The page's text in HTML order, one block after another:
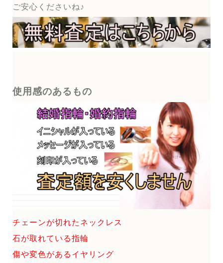
ご安心くださいね♪
使用感のあるもの
チェーンが切れたネックレス
石が取れている指輪
傷や変色があるイヤリング